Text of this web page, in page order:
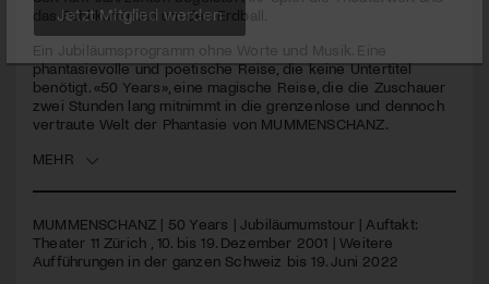
das Publikum rund um den Erdball.
Ein Jubiläumsprogramm ohne Worte und Musik. Eine
phantasievolle und poetische Reise, die keine Untertitel
benötigt. «50 Years», eine magische Reise, die die Zuschauer
zwei Stunden lang mitnimmt in die grenzenlose und dennoch
vertraute Welt der Phantasie von MUMMENSCHANZ.
MEHR
MUMMENSCHANZ | 50 Years | Jubiläumumstour | Auftakt:
Theater 11 Zürich , 10. bis 19. Dezember 2001 | Weitere
Aufführungen in der ganzen Schweiz bis 19. Juni 2022
Jetzt Mitglied werden